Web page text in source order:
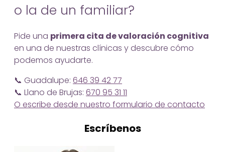
o la de un familiar?
Pide una primera cita de valoración cognitiva
en una de nuestras clínicas y descubre cómo
podemos ayudarte.
📞 Guadalupe: 646 39 42 77
📞 Llano de Brujas: 670 95 31 11
O escribe desde nuestro formulario de contacto
Escríbenos